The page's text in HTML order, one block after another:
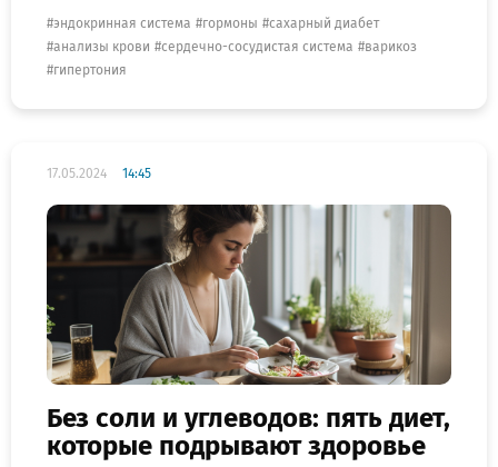
эндокринная система гормоны
сахарный диабет
анализы крови
сердечно-сосудистая система
варикоз
гипертония
17.05.2024 14:45
Без соли и углеводов: пять диет,
которые подрывают здоровье